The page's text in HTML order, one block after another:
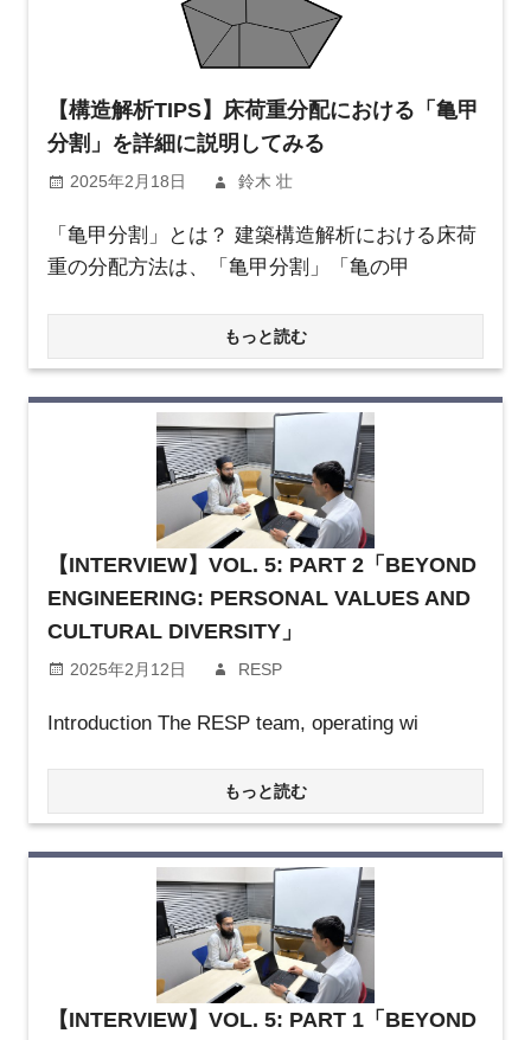
【構造解析TIPS】床荷重分配における「亀甲
分割」を詳細に説明してみる
2025年2月18日 鈴木 壮
「亀甲分割」とは？ 建築構造解析における床荷
重の分配方法は、「亀甲分割」「亀の甲
もっと読む
【INTERVIEW】VOL. 5: PART 2「BEYOND
ENGINEERING: PERSONAL VALUES AND
CULTURAL DIVERSITY」
2025年2月12日 RESP
Introduction The RESP team, operating wi
もっと読む
【INTERVIEW】VOL. 5: PART 1「BEYOND